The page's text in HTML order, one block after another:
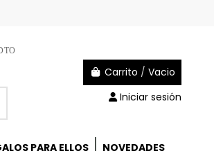
Carrito / Vacio
Iniciar sesión
PARA ELLOS NOVEDADES